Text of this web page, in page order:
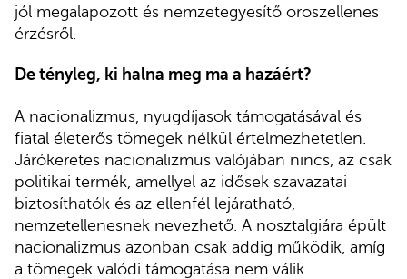
jól megalapozott és nemzetegyesítő oroszellenes
érzésről.
De tényleg, ki halna meg ma a hazáért?
A nacionalizmus, nyugdíjasok támogatásával és
fiatal életerős tömegek nélkül értelmezhetetlen.
Járókeretes nacionalizmus valójában nincs, az csak
politikai termék, amellyel az idősek szavazatai
biztosíthatók és az ellenfél lejáratható,
nemzetellenesnek nevezhető. A nosztalgiára épült
nacionalizmus azonban csak addig működik, amíg
a tömegek valódi támogatása nem válik